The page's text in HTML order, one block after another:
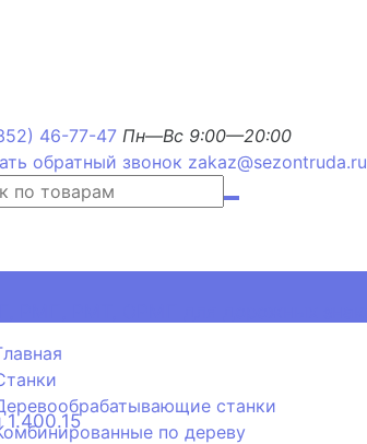
46-77-47 Пн—Вс 9:00—20:00
обратный звонок zakaz@sezontruda.ru
станки
по дереву